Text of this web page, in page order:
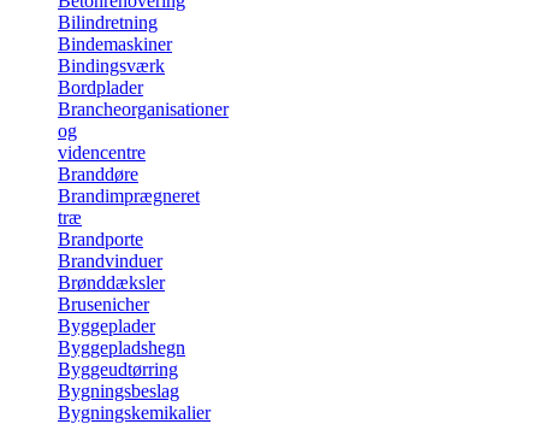
Bilindretning
Bindemaskiner
Bindingsværk
Bordplader
Brancheorganisationer
og
videncentre
Branddøre
Brandimprægneret
træ
Brandporte
Brandvinduer
Brønddæksler
Brusenicher
Byggeplader
Byggepladshegn
Byggeudtørring
Bygningsbeslag
Bygningskemikalier